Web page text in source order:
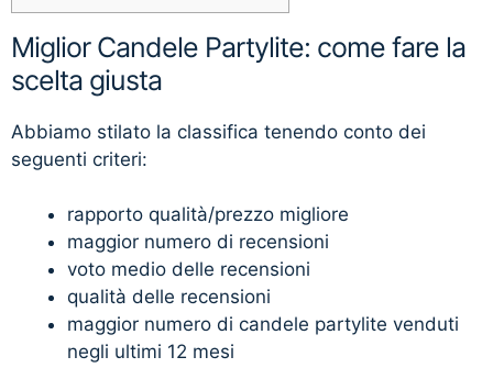
Miglior Candele Partylite: come fare la
scelta giusta
Abbiamo stilato la classifica tenendo conto dei
seguenti criteri:
rapporto qualità/prezzo migliore
maggior numero di recensioni
voto medio delle recensioni
qualità delle recensioni
maggior numero di candele partylite venduti
negli ultimi 12 mesi